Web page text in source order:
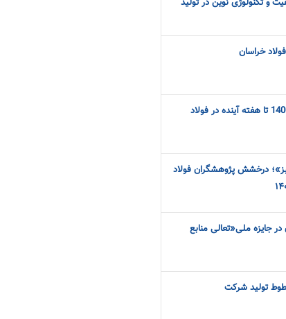
و تکنولوژی نوین در تولید
خراسان
پذیرفته شدگان آزمون استخدامی 1400 تا هفته آینده در فولاد
درخشش پژوهشگران فولاد
جایزه ملی«تعالی منابع
تولید شرکت